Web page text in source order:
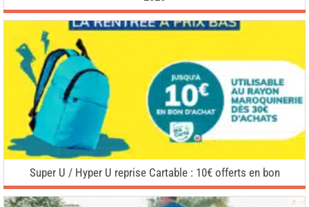
Super U / Hyper U reprise Cartable : 10€ offerts en bon